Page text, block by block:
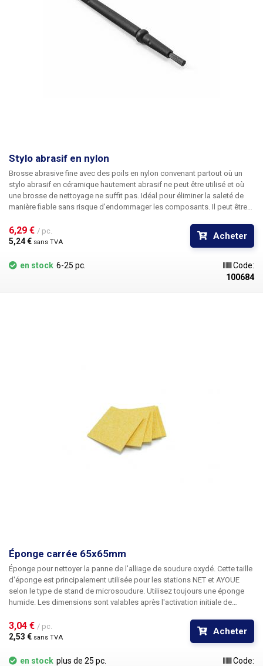
Stylo abrasif en nylon
Brosse abrasive fine avec des poils en nylon convenant partout où un
stylo abrasif en céramique hautement abrasif ne peut être utilisé et où
une brosse de nettoyage ne suffit pas. Idéal pour éliminer la saleté de
manière fiable sans risque d'endommager les composants. Il peut être
l'alcool ou l'alcool isopropylique et est recommandé, par exemple, pour
éliminer la colophane, la pâte de flux ou la graisse.
6,29 € / pc.
5,24 € sans TVA
Acheter
en stock 6-25 pc.
Code:
100684
Éponge carrée 65x65mm
Éponge pour nettoyer la panne de l'alliage de soudure oxydé. Cette taille
d'éponge est principalement utilisée pour les stations NET et AYOUE
selon le type de stand de microsoudure. Utilisez toujours une éponge
humide. Les dimensions sont valables après l'activation initiale de
3,04 € / pc.
2,53 € sans TVA
Acheter
en stock plus de 25 pc.
Code: